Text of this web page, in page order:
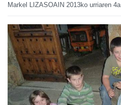
Markel LIZASOAIN 2013ko urriaren 4a